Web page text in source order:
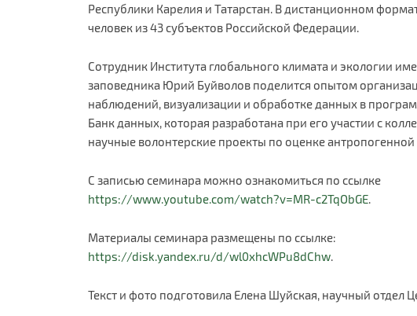
Республики Карелия и Татарстан. В дистанционном
человек из 43 субъектов Российской Федерации.
Сотрудник Института глобального климата и экологии
заповедника Юрий Буйволов поделится опытом
наблюдений, визуализации и обработке данных в
Банк данных, которая разработана при его участии с
научные волонтерские проекты по оценке
С записью семинара можно ознакомиться по ссылке
https://www.youtube.com/watch?v=MR-c2TqObGE.
Материалы семинара размещены по ссылке:
https://disk.yandex.ru/d/wl0xhcWPu8dChw.
Текст и фото подготовила Елена Шуйская, научный отдел